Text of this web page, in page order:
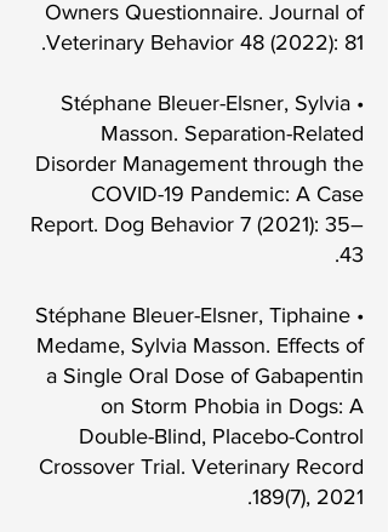
Owners Questionnaire. Journal of
Veterinary Behavior 48 (2022): 81.
• Stéphane Bleuer-Elsner, Sylvia
Masson. Separation-Related
Disorder Management through the
COVID-19 Pandemic: A Case
Report. Dog Behavior 7 (2021): 35–
43.
• Stéphane Bleuer-Elsner, Tiphaine
Medame, Sylvia Masson. Effects of
a Single Oral Dose of Gabapentin
on Storm Phobia in Dogs: A
Double-Blind, Placebo-Control
Crossover Trial. Veterinary Record
189(7), 2021.